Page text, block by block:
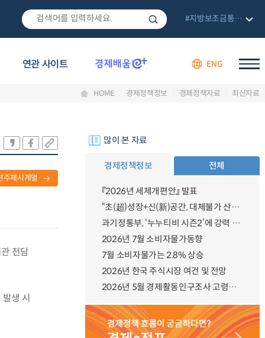
연관 사이트 ENG
#지방보조금통합관리망
HOME 경제정책정보 경제정책자료 최신자료
주제시계열
전담
생 시
많이 본 자료
경제정책정보 전체
『2026년 세제개편안』 발표
“초(超)성장+신(新)공간, 대체불가 산업강국”
과기정통부, ‘누누티비 시즌2’에 강력 대응 의지 밝혀
2026년 7월 소비자물가동향
7월 소비자물가는 2.8% 상승
2026년 한국 주식시장 여건 및 전망
2026년 5월 경제활동인구조사 고령층 부가조사 결과